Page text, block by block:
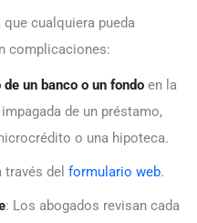
cualquiera pueda
complicaciones:
un banco o un fondo en la
de un préstamo,
o una hipoteca.
través del formulario web.
: Los abogados revisan cada